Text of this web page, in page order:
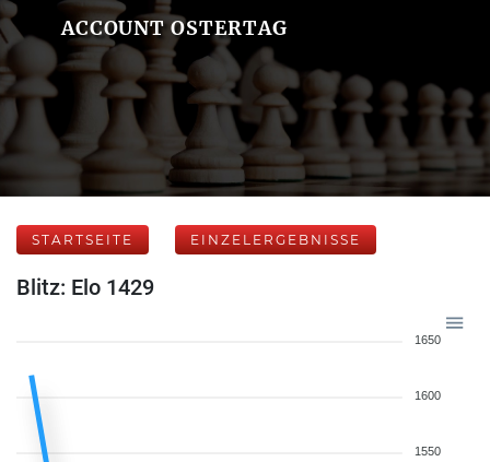
ACCOUNT OSTERTAG
STARTSEITE EINZELERGEBNISSE
Blitz: Elo 1429
1650
1600
1550